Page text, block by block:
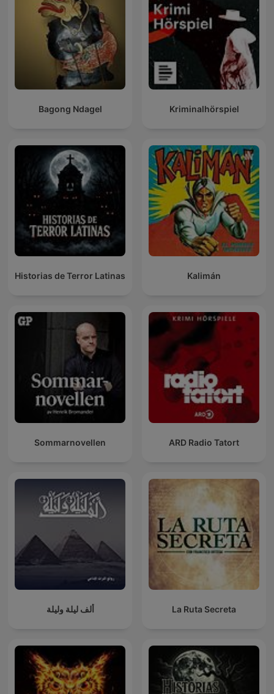
Bagong Ndagel Kriminalhörspiel
Historias de Terror Latinas Kalimán
Sommarnovellen ARD Radio Tatort
ألف ليلة وليلة La Ruta Secreta